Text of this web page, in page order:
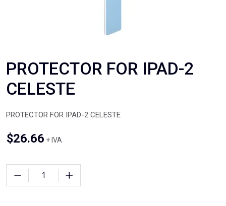
PROTECTOR FOR IPAD-2
CELESTE
PROTECTOR FOR IPAD-2 CELESTE
$26.66 + IVA